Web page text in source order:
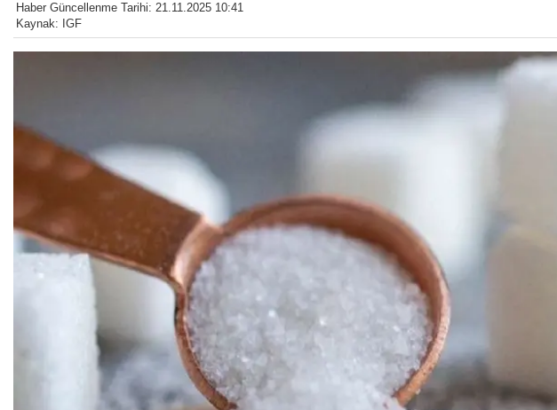
Haber Güncellenme Tarihi: 21.11.2025 10:41
Kaynak: IGF